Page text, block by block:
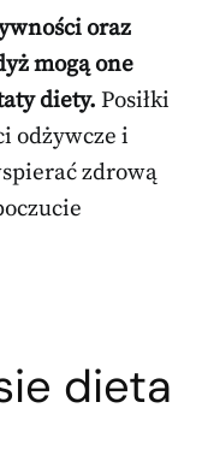
oraz
mogą one
diety. Posiłki
odżywcze i
zdrową
dieta